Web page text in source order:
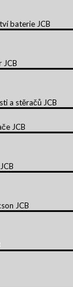
baterie JCB
JCB
a stěračů JCB
JCB
JCB